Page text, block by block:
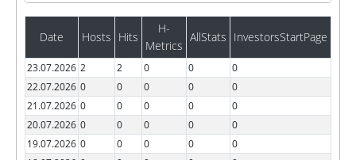
Date Hosts Hits
H-
Metrics
AllStats InvestorsStartPage
23.07.2026 2 2 0 0
0
22.07.2026 0 0 0 0
0
21.07.2026 0 0 0 0
0
20.07.2026 0 0 0 0
0
19.07.2026 0 0 0 0
0